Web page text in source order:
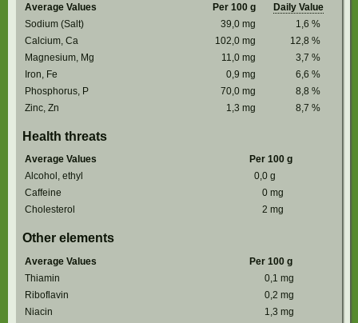
Average Values Per 100 g
Daily Value
Sodium (Salt)
39,0 mg 1,6 %
Calcium, Ca
102,0 mg 12,8 %
Magnesium, Mg
11,0 mg 3,7 %
Iron, Fe
0,9 mg 6,6 %
Phosphorus, P
70,0 mg 8,8 %
Zinc, Zn
1,3 mg 8,7 %
Health threats
Average Values
Per 100 g
Alcohol, ethyl
0,0 g
Caffeine
0 mg
Cholesterol
2 mg
Other elements
Average Values
Per 100 g
Thiamin
0,1 mg
Riboflavin
0,2 mg
Niacin
1,3 mg